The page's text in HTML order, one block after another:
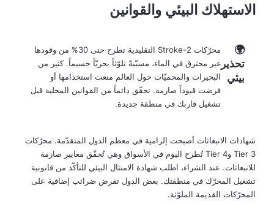
الاستهلاك البيئي والقوانين
🌍
تحذير
بيئي
محرّكات 2-Stroke التقليدية تطرح حتى 30% من وقودها
غير محترق في الماء، مسبّبةً تلوّثاً بحريّاً جسيماً. كثير من
البحيرات والمحميّات حول العالم منعت استخدامها أو
فرضت قيوداً صارمة. تحقّق دائماً من القوانين المحلية قبل
تشغيل قاربك في منطقة جديدة.
شهادات الانبعاثات أصبحت إلزامية في معظم الدول المتقدّمة. محرّكات
Tier 3 وTier 4 تُطرح اليوم في الأسواق وهي تُحقّق معايير صارمة
للانبعاثات. عند الشراء، اطلب شهادة الامتثال البيئي للتأكّد من قانونية
تشغيل المحرّك في منطقتك. بعض الدول تفرض ضرائب إضافية على
المحرّكات القديمة الملوّثة.